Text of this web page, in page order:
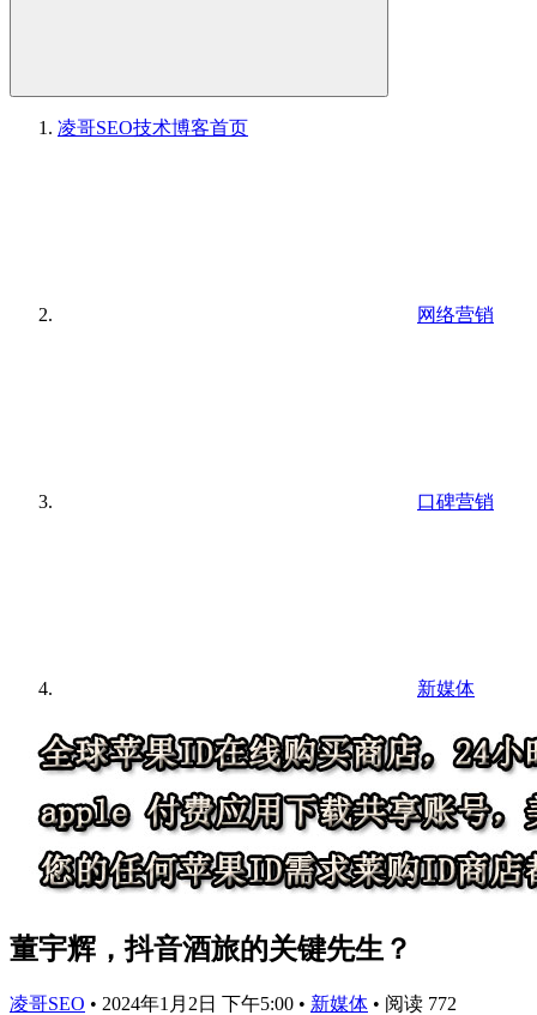
凌哥SEO技术博客首页
网络营销
口碑营销
新媒体
董宇辉，抖音酒旅的关键先生？
凌哥SEO • 2024年1月2日 下午5:00 • 新媒体 • 阅读 772